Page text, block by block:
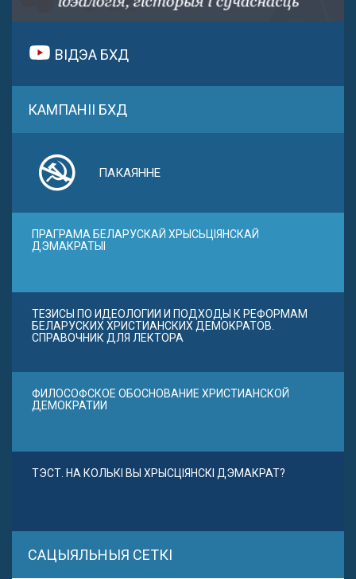
ВІДЭА БХД
КАМПАНІІ БХД
ПАКАЯННЕ
ПРАГРАМА БЕЛАРУСКАЙ ХРЫСЬЦІЯНСКАЙ
ДЭМАКРАТЫІ
ТЕЗИСЫ ПО ИДЕОЛОГИИ И ПОДХОДЫ К РЕФОРМАМ
БЕЛАРУСКИХ ХРИСТИАНСКИХ ДЕМОКРАТОВ.
СПРАВОЧНИК ДЛЯ ЛЕКТОРА
ФИЛОСОФСКОЕ ОБОСНОВАНИЕ ХРИСТИАНСКОЙ
ДЕМОКРАТИИ
ТЭСТ. НА КОЛЬКІ ВЫ ХРЫСЦІЯНСКІ ДЭМАКРАТ?
САЦЫЯЛЬНЫЯ СЕТКІ